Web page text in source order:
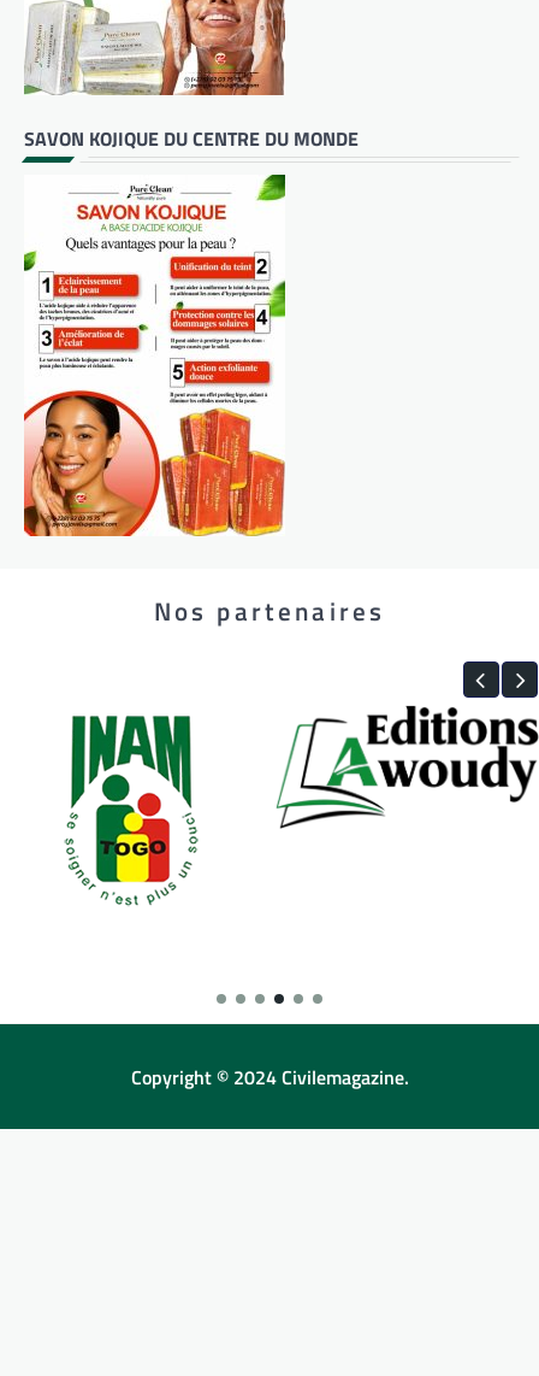
SAVON KOJIQUE DU CENTRE DU MONDE
Nos partenaires
Copyright © 2024 Civilemagazine.